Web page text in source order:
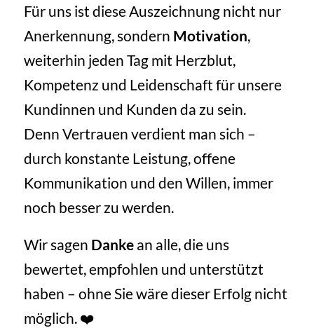
Für uns ist diese Auszeichnung nicht nur
Anerkennung, sondern Motivation,
weiterhin jeden Tag mit Herzblut,
Kompetenz und Leidenschaft für unsere
Kundinnen und Kunden da zu sein.
Denn Vertrauen verdient man sich –
durch konstante Leistung, offene
Kommunikation und den Willen, immer
noch besser zu werden.
Wir sagen Dankean alle, die uns
bewertet, empfohlen und unterstützt
haben – ohne Sie wäre dieser Erfolg nicht
möglich. ❤️